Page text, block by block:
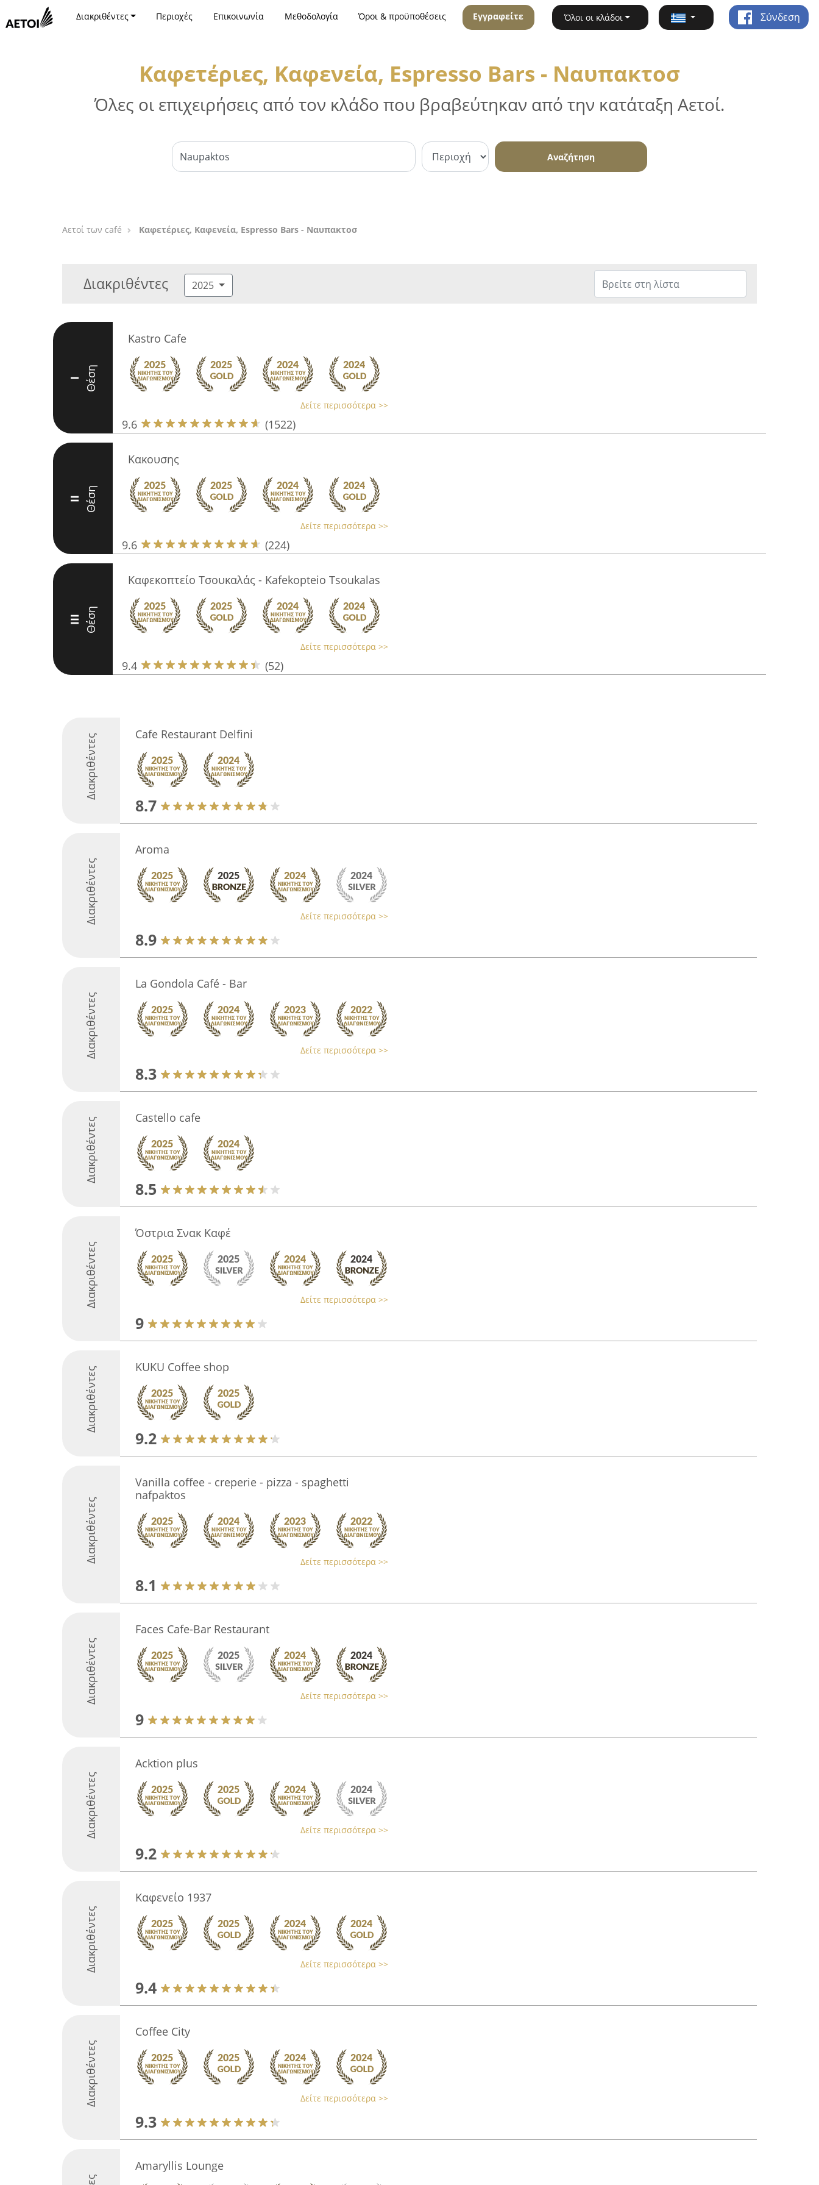
Διακριθέντες Περιοχές Επικοινωνία Μεθοδολογία Όροι & προϋποθέσεις Εγγραφείτε Όλοι οι κλάδοι Σύνδεση
Καφετέριες, Καφενεία, Espresso Bars - Ναυπακτοσ
Όλες οι επιχειρήσεις από τον κλάδο που βραβεύτηκαν από την κατάταξη Αετοί.
Αναζήτηση
Αετοί των café Καφετέριες, Καφενεία, Espresso Bars - Ναυπακτοσ
Διακριθέντες 2025
I Θέση
Kastro Cafe
Δείτε περισσότερα >>
9.6 (1522)
II Θέση
Κακουσης
Δείτε περισσότερα >>
9.6 (224)
III Θέση
Καφεκοπτείο Τσουκαλάς - Kafekopteio Tsoukalas
Δείτε περισσότερα >>
9.4 (52)
Διακριθέντες Cafe Restaurant Delfini
8.7
Διακριθέντες
Aroma
Δείτε περισσότερα >>
8.9
Διακριθέντες
La Gondola Café - Bar
Δείτε περισσότερα >>
8.3
Διακριθέντες Castello cafe
8.5
Διακριθέντες
Όστρια Σνακ Καφέ
Δείτε περισσότερα >>
9
Διακριθέντες KUKU Coffee shop
9.2
Διακριθέντες
Vanilla coffee - creperie - pizza - spaghetti
nafpaktos
Δείτε περισσότερα >>
8.1
Διακριθέντες
Faces Cafe-Bar Restaurant
Δείτε περισσότερα >>
9
Διακριθέντες
Acktion plus
Δείτε περισσότερα >>
9.2
Διακριθέντες
Καφενείο 1937
Δείτε περισσότερα >>
9.4
Διακριθέντες
Coffee City
Δείτε περισσότερα >>
9.3
Amaryllis Lounge